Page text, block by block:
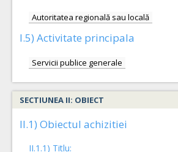
Autoritatea regională sau locală
I.5) Activitate principala
Servicii publice generale
SECTIUNEA II: OBIECT
II.1) Obiectul achizitiei
II.1.1) Titlu: